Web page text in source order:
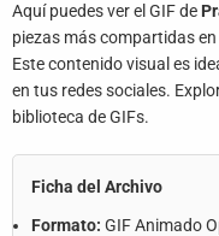
Política
De
Privacidad
Contáctanos
Aquí puedes ver el GIF de
piezas más compartidas
Este contenido visual es
en tus redes sociales.
biblioteca de GIFs.
Ficha del Archivo
Formato: GIF Animado